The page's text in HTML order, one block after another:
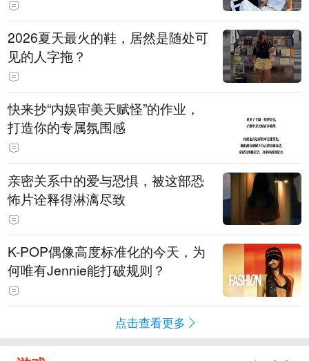
2026夏天最火的鞋，居然是随处可
见的人字拖？
快来抄“内娱审美天赋怪”的作业，
打造你的专属氛围感
亲密关系中的爱与恐惧，被这部恐
怖片诠释得淋漓尽致
K-POP偶像高度标准化的今天，为
何唯有Jennie能打破规则？
点击查看更多